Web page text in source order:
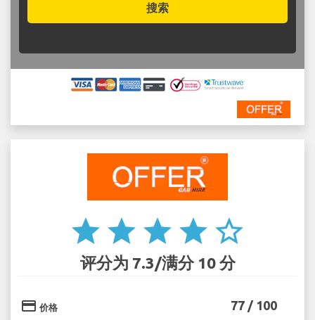
搜索
star star star star star_border
评分为 7.3/满分 10 分
credit_card 价格 77 / 100